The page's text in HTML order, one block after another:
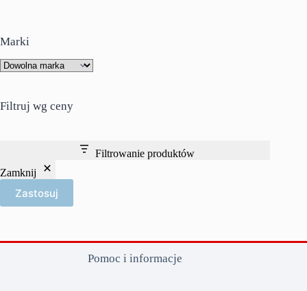
Marki
Filtruj wg ceny
Filtrowanie produktów
Zamknij
Zastosuj
Pomoc i informacje